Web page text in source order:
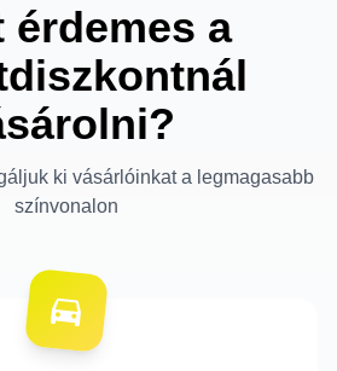
érdemes a
ki vásárlóinkat a legmagasabb
színvonalon